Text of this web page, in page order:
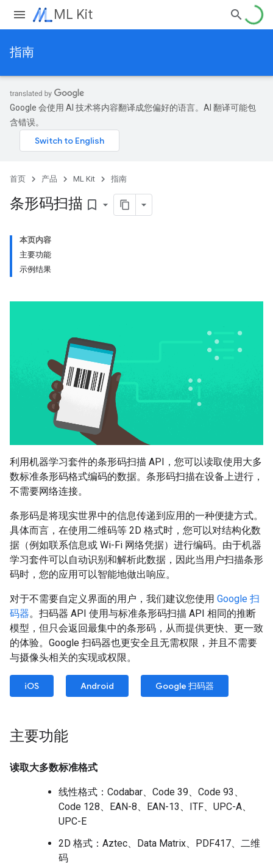
ML Kit
指南
Google 会使用 AI 技术将内容翻译成您偏好的语言。AI 翻译可能包
含错误。
首页 产品 ML Kit 指南
条形码扫描 bookmark_border
本页内容
主要功能
示例结果
利用机器学习套件的条形码扫描 API，您可以读取使用大多
数标准条形码格式编码的数据。条形码扫描在设备上进行，
不需要网络连接。
条形码是将现实世界中的信息传递到应用的一种便捷方式。
具体而言，在使用二维码等 2D 格式时，您可以对结构化数
据（例如联系信息或 Wi-Fi 网络凭据）进行编码。由于机器
学习套件可以自动识别和解析此数据，因此当用户扫描条形
码时，您的应用可以智能地做出响应。
对于不需要自定义界面的用户，我们建议您使用 Google 扫
码器。扫码器 API 使用与标准条形码扫描 API 相同的推断
模型，但只会返回最集中的条形码，从而提供更快、更一致
的体验。Google 扫码器也更安全且无需权限，并且不需要
与摄像头相关的实现或权限。
iOS Android Google 扫码器
主要功能
读取大多数标准格式
线性格式：Codabar、Code 39、Code 93、
Code 128、EAN-8、EAN-13、ITF、UPC-A、
UPC-E
2D 格式：Aztec、Data Matrix、PDF417、二维
码